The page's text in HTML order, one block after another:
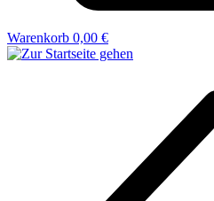
Warenkorb 0,00 €